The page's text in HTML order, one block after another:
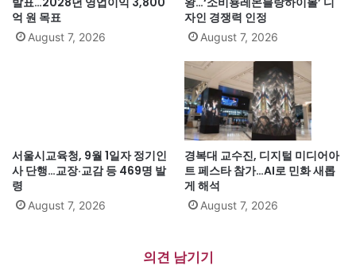
억 원 목표
August 7, 2026
자인 경쟁력 인정
August 7, 2026
서울시교육청, 9월 1일자 정기인
사 단행…교장·교감 등 469명 발
령
August 7, 2026
경복대 교수진, 디지털 미디어아
트 페스타 참가…AI로 민화 새롭
게 해석
August 7, 2026
의견 남기기